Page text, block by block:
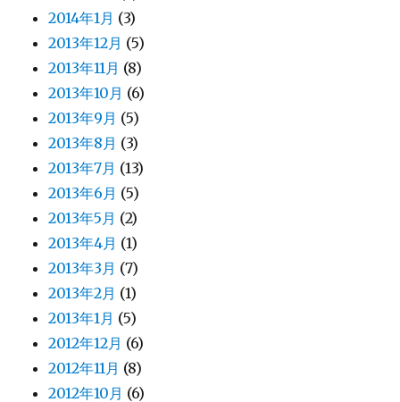
2014年1月 (3)
2013年12月 (5)
2013年11月 (8)
2013年10月 (6)
2013年9月 (5)
2013年8月 (3)
2013年7月 (13)
2013年6月 (5)
2013年5月 (2)
2013年4月 (1)
2013年3月 (7)
2013年2月 (1)
2013年1月 (5)
2012年12月 (6)
2012年11月 (8)
2012年10月 (6)